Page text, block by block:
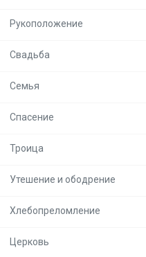
Рукоположение
Свадьба
Семья
Спасение
Троица
Утешение и ободрение
Хлебопреломление
Церковь